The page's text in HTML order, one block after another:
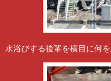
水浴びする後輩を横目に何